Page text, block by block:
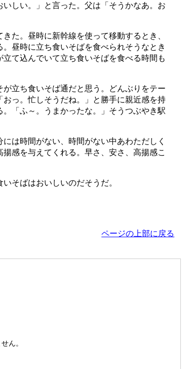
しい。」と言った。父は「そうかなあ。お
た。昼時に新幹線を使って移動するとき、
昼時に立ち食いそばを食べられそうなとき
て込んでいて立ち食いそばを食べる時間も
立ち食いそば通だと思う。どんぶりをテー
っ。忙しそうだね。」と勝手に親近感を持
「ふ～。うまかったな。」そうつぶやき駅
は時間がない、時間がない中あわただしく
感を与えてくれる。早さ、安さ、高揚感こ
そばはおいしいのだそうだ。
ページの上部に戻る
ん。